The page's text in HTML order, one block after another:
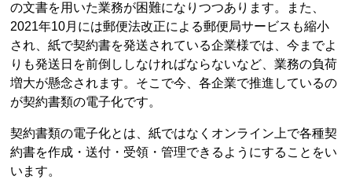
の文書を用いた業務が困難になりつつあります。また、
2021年10月には郵便法改正による郵便局サービスも縮小
され、紙で契約書を発送されている企業様では、今までよ
りも発送日を前倒ししなければならないなど、業務の負荷
増大が懸念されます。そこで今、各企業で推進しているの
が契約書類の電子化です。
契約書類の電子化とは、紙ではなくオンライン上で各種契
約書を作成・送付・受領・管理できるようにすることをい
います。